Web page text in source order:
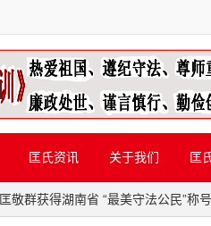
匡氏资讯 关于我们 匡
匡敬群获得湖南省 “最美守法公民”称号